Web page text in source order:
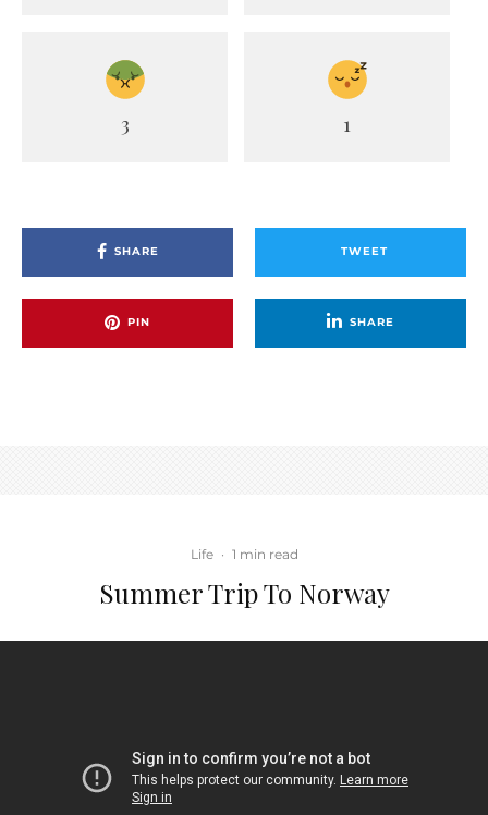
3 1
SHARE TWEET
PIN SHARE
Life · 1 min read
Summer Trip To Norway